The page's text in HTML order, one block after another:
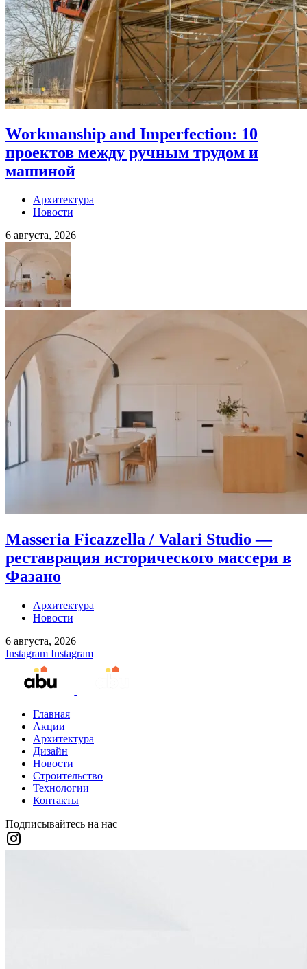
Workmanship and Imperfection: 10
проектов между ручным трудом и
машиной
Архитектура
Новости
6 августа, 2026
Masseria Ficazzella / Valari Studio —
реставрация исторического массери в
Фазано
Архитектура
Новости
6 августа, 2026
Instagram Instagram
Главная
Акции
Архитектура
Дизайн
Новости
Строительство
Технологии
Контакты
Подписывайтесь на нас